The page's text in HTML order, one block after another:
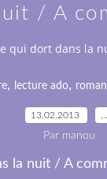
/ A
qui dort dans la
, lecture ado,
13.02.2013
Par manou